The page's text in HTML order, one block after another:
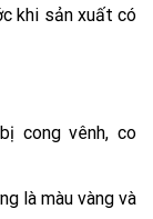
khi sản xuất có
cong vênh, co
là màu vàng và